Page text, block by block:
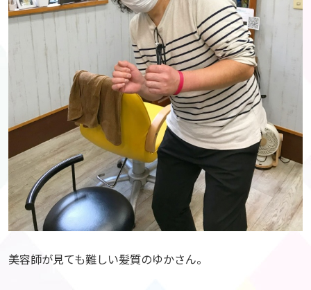
美容師が見ても難しい髪質のゆかさん。